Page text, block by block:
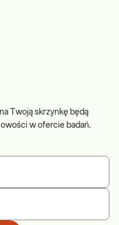
Twoją skrzynkę będą
w ofercie badań.